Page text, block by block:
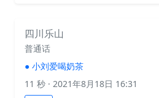
四川乐山
普通话
● 小刘爱喝奶茶
11 秒 · 2021年8月18日 16:31